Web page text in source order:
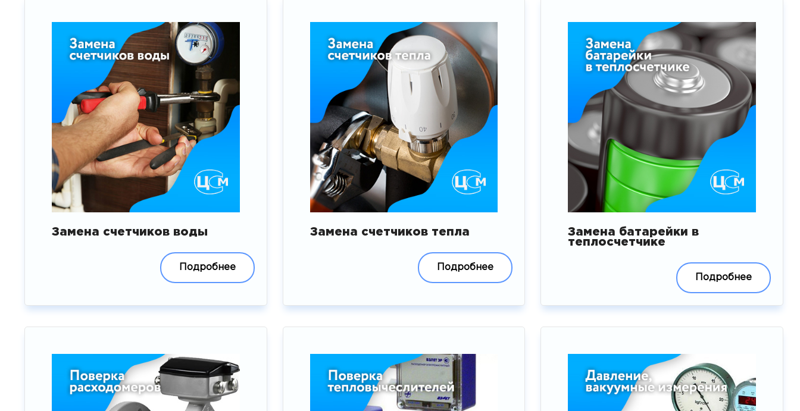
Замена счетчиков воды
Подробнее
Замена счетчиков тепла
Подробнее
Замена батарейки в
теплосчетчике
Подробнее